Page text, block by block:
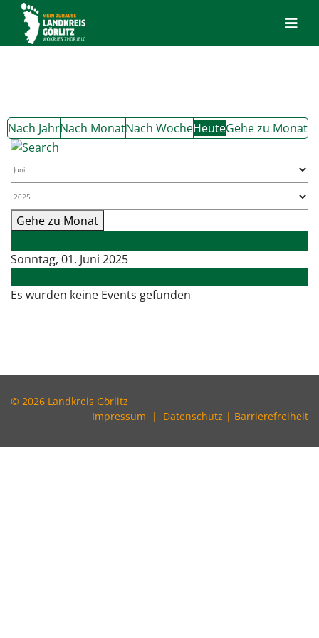
Nach JahrNach MonatNach WocheHeuteGehe zu Monat
Gehe zu Monat
Sonntag, 01. Juni 2025
Es wurden keine Events gefunden
© 2026 Landkreis Görlitz
Impressum | Datenschutz | Barrierefreiheit